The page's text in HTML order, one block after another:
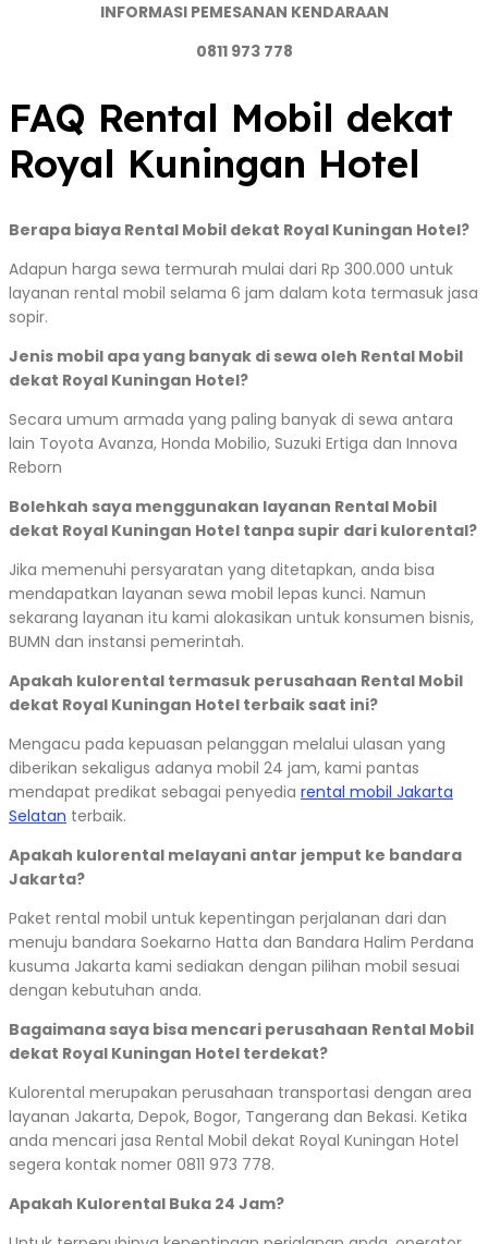
INFORMASI PEMESANAN KENDARAAN
0811 973 778
FAQ Rental Mobil dekat
Royal Kuningan Hotel
Berapa biaya Rental Mobil dekat Royal Kuningan Hotel?
Adapun harga sewa termurah mulai dari Rp 300.000 untuk
layanan rental mobil selama 6 jam dalam kota termasuk jasa
sopir.
Jenis mobil apa yang banyak di sewa oleh Rental Mobil
dekat Royal Kuningan Hotel?
Secara umum armada yang paling banyak di sewa antara
lain Toyota Avanza, Honda Mobilio, Suzuki Ertiga dan Innova
Reborn
Bolehkah saya menggunakan layanan Rental Mobil
dekat Royal Kuningan Hotel tanpa supir dari kulorental?
Jika memenuhi persyaratan yang ditetapkan, anda bisa
mendapatkan layanan sewa mobil lepas kunci. Namun
sekarang layanan itu kami alokasikan untuk konsumen bisnis,
BUMN dan instansi pemerintah.
Apakah kulorental termasuk perusahaan Rental Mobil
dekat Royal Kuningan Hotel terbaik saat ini?
Mengacu pada kepuasan pelanggan melalui ulasan yang
diberikan sekaligus adanya mobil 24 jam, kami pantas
mendapat predikat sebagai penyedia rental mobil Jakarta
Selatan terbaik.
Apakah kulorental melayani antar jemput ke bandara
Jakarta?
Paket rental mobil untuk kepentingan perjalanan dari dan
menuju bandara Soekarno Hatta dan Bandara Halim Perdana
kusuma Jakarta kami sediakan dengan pilihan mobil sesuai
dengan kebutuhan anda.
Bagaimana saya bisa mencari perusahaan Rental Mobil
dekat Royal Kuningan Hotel terdekat?
Kulorental merupakan perusahaan transportasi dengan area
layanan Jakarta, Depok, Bogor, Tangerang dan Bekasi. Ketika
anda mencari jasa Rental Mobil dekat Royal Kuningan Hotel
segera kontak nomer 0811 973 778.
Apakah Kulorental Buka 24 Jam?